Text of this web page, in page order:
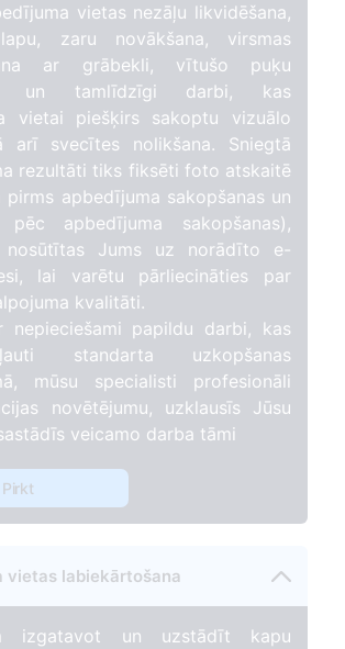
vietas nezāļu likvidēšana,
zaru novākšana, virsmas
ar grābekli, vītušo puķu
un tamlīdzīgi darbi, kas
vietai piešķirs sakoptu vizuālo
arī svecītes nolikšana. Sniegtā
rezultāti tiks fiksēti foto atskaitē
apbedījuma sakopšanas un
pēc apbedījuma sakopšanas),
Jums uz norādīto e-
lai varētu pārliecināties par
kvalitāti.
nepieciešami papildu darbi, kas
standarta uzkopšanas
mūsu specialisti profesionāli
novētējumu, uzklausīs Jūsu
veicamo darba tāmi
Pirkt
vietas labiekārtošana
izgatavot un uzstādīt kapu